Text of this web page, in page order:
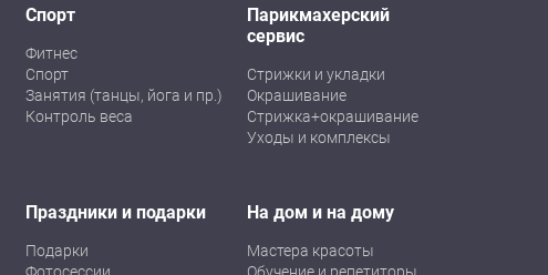
Спорт
Фитнес
Спорт
Занятия (танцы, йога и пр.)
Контроль веса
Парикмахерский
сервис
Стрижки и укладки
Окрашивание
Стрижка+окрашивание
Уходы и комплексы
Праздники и подарки
Подарки
На дом и на дому
Мастера красоты